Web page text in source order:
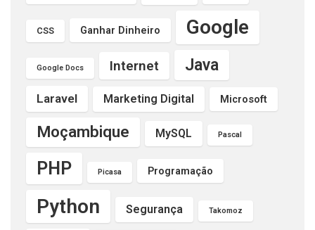
CSS Ganhar Dinheiro Google
Google Docs Internet Java
Laravel Marketing Digital Microsoft
Moçambique MySQL Pascal
PHP Picasa Programação
Python Segurança Takomoz